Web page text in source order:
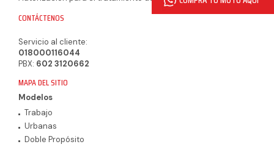
CONTÁCTENOS
Servicio al cliente:
018000116044
PBX: 602 3120662
MAPA DEL SITIO
Modelos
Trabajo
Urbanas
Doble Propósito